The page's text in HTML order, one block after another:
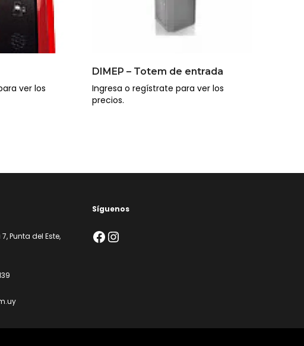
ver los
DIMEP – Totem de entrada
Ingresa o regístrate para ver los
precios.
Punta del Este,
Síguenos
Facebook
Instagram